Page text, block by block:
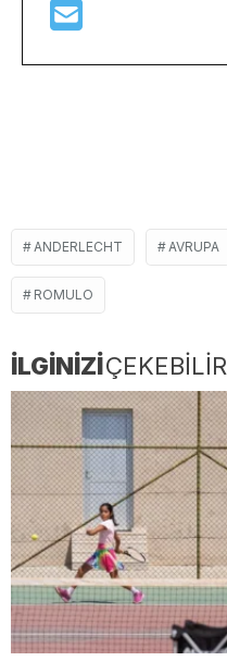
ANDERLECHT AVRUPA
ROMULO
İLGİNİZİÇEKEBİLİR